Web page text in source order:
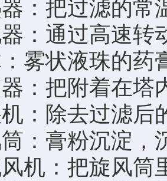
把过滤的常
通过高速转动
状液珠的药
把附着在塔
除去过滤后
膏粉沉淀，
：把旋风筒里